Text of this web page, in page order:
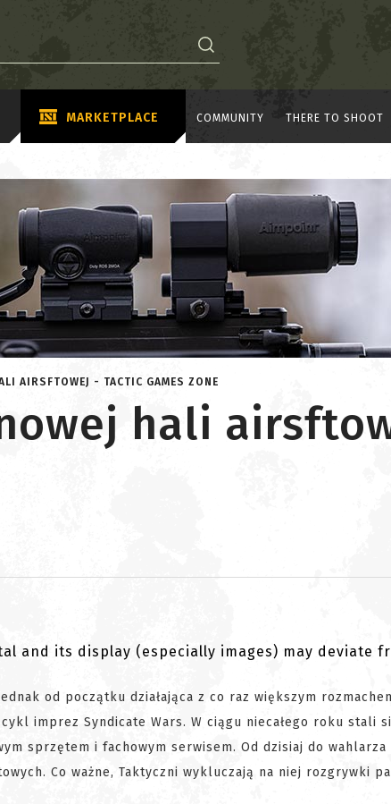
MARKETPLACE COMMUNITY THERE TO SHOOT
AIRSFTOWEJ - TACTIC GAMES ZONE
hali
and its display (especially images) may deviate
od początku działająca z co raz większym
imprez Syndicate Wars. W ciągu niecałego roku stali
sprzętem i fachowym serwisem. Od dzisiaj do wahlarza
Co ważne, Taktyczni wykluczają na niej rozgrywki